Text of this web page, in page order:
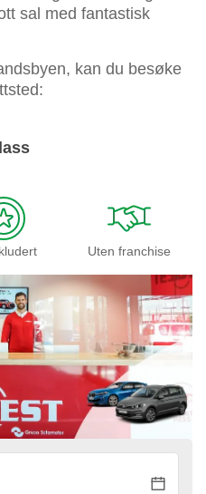
sal med fantastisk
kan du besøke
Uten franchise